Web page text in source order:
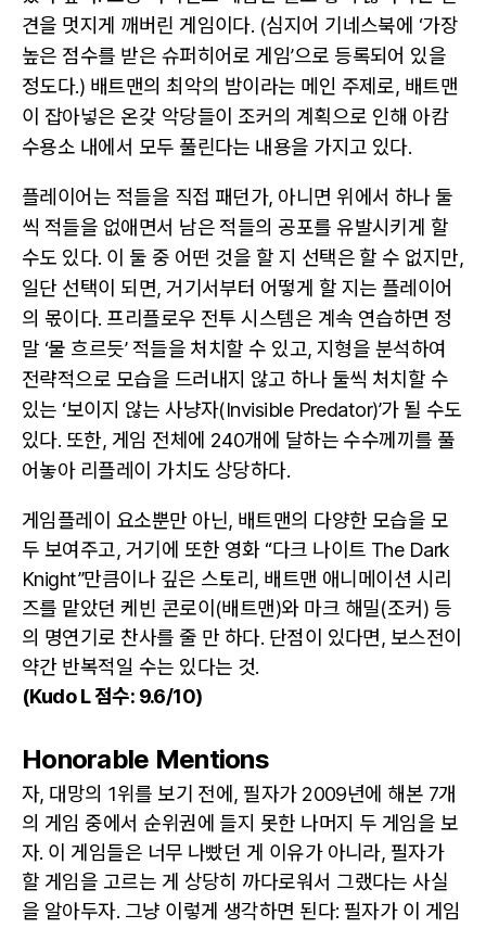
견을 멋지게 깨버린 게임이다. (심지어 기네스북에 ‘가장
높은 점수를 받은 슈퍼히어로 게임’으로 등록되어 있을
정도다.) 배트맨의 최악의 밤이라는 메인 주제로, 배트맨
이 잡아넣은 온갖 악당들이 조커의 계획으로 인해 아캄
수용소 내에서 모두 풀린다는 내용을 가지고 있다.
플레이어는 적들을 직접 패던가, 아니면 위에서 하나 둘
씩 적들을 없애면서 남은 적들의 공포를 유발시키게 할
수도 있다. 이 둘 중 어떤 것을 할 지 선택은 할 수 없지만,
일단 선택이 되면, 거기서부터 어떻게 할 지는 플레이어
의 몫이다. 프리플로우 전투 시스템은 계속 연습하면 정
말 ‘물 흐르듯’ 적들을 처치할 수 있고, 지형을 분석하여
전략적으로 모습을 드러내지 않고 하나 둘씩 처치할 수
있는 ‘보이지 않는 사냥자(Invisible Predator)’가 될 수도
있다. 또한, 게임 전체에 240개에 달하는 수수께끼를 풀
어놓아 리플레이 가치도 상당하다.
게임플레이 요소뿐만 아닌, 배트맨의 다양한 모습을 모
두 보여주고, 거기에 또한 영화 “다크 나이트 The Dark
Knight”만큼이나 깊은 스토리, 배트맨 애니메이션 시리
즈를 맡았던 케빈 콘로이(배트맨)와 마크 해밀(조커) 등
의 명연기로 찬사를 줄 만 하다. 단점이 있다면, 보스전이
약간 반복적일 수는 있다는 것.
(Kudo L 점수: 9.6/10)
Honorable Mentions
자, 대망의 1위를 보기 전에, 필자가 2009년에 해본 7개
의 게임 중에서 순위권에 들지 못한 나머지 두 게임을 보
자. 이 게임들은 너무 나빴던 게 이유가 아니라, 필자가
할 게임을 고르는 게 상당히 까다로워서 그랬다는 사실
을 알아두자. 그냥 이렇게 생각하면 된다: 필자가 이 게임